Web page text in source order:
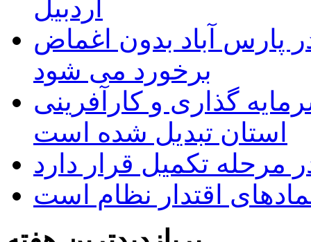
اردبیل
پارس آباد بدون اغماض
برخورد می شود
گذاری و کارآفرینی
استان تبدیل شده است
مرحله تکمیل قرار دارد
اقتدار نظام است